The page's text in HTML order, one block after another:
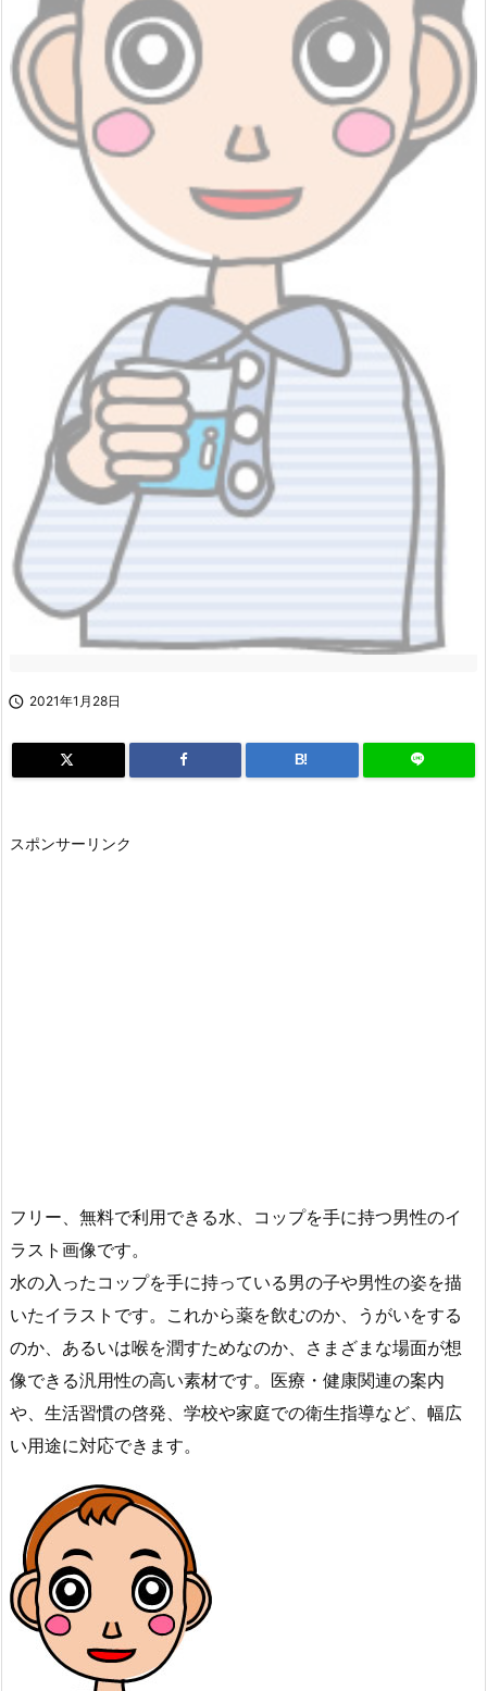
 2021年1月28日
B!
スポンサーリンク
フリー、無料で利用できる水、コップを手に持つ男性のイ
ラスト画像です。
水の入ったコップを手に持っている男の子や男性の姿を描
いたイラストです。これから薬を飲むのか、うがいをする
のか、あるいは喉を潤すためなのか、さまざまな場面が想
像できる汎用性の高い素材です。医療・健康関連の案内
や、生活習慣の啓発、学校や家庭での衛生指導など、幅広
い用途に対応できます。